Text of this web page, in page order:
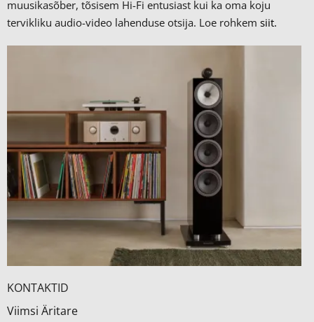
muusikasõber, tõsisem Hi-Fi entusiast kui ka oma koju
tervikliku audio-video lahenduse otsija. Loe rohkem siit.
KONTAKTID
Viimsi Äritare